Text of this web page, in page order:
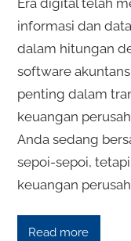
Era digital telah
informasi dan
dalam hitungan
software
penting dalam
keuangan
Anda sedang
sepoi-sepoi,
keuangan
Read more